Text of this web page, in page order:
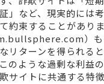
」など、現実的には
約束することがあり
）も
リターンを得られる
のような過剰な利益
サイトに共通する特徴